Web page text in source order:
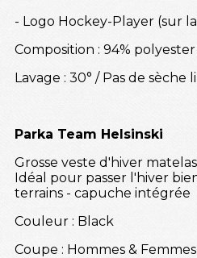
- Logo Hockey-Player (sur
Composition : 94%
Lavage : 30° / Pas de sèche
Parka Team Helsinski
Grosse veste d'hiver
Idéal pour passer l'hiver
terrains - capuche intégrée
Couleur : Black
Coupe : Hommes & Femmes